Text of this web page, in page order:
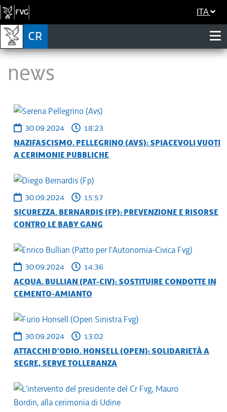
ITA
News
30.09.2024 18:23
NAZIFASCISMO. PELLEGRINO (AVS): SPIACEVOLI VUOTI
A CERIMONIE PUBBLICHE
30.09.2024 15:57
SICUREZZA. BERNARDIS (FP): PREVENZIONE E RISORSE
CONTRO LE BABY GANG
30.09.2024 14:36
ACQUA. BULLIAN (PAT-CIV): SOSTITUIRE CONDOTTE IN
CEMENTO-AMIANTO
30.09.2024 13:02
ATTACCHI D'ODIO. HONSELL (OPEN): SOLIDARIETÀ A
SEGRE, SERVE TOLLERANZA